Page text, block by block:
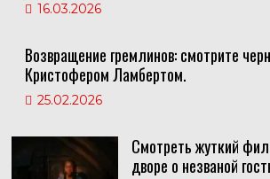
16.03.2026
Возвращение гремлинов: смотрите
Кристофером Ламбертом.
25.02.2026
Смотреть жуткий
дворе о незваной